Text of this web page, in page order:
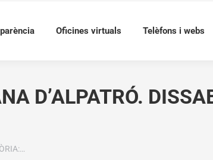
Oficines virtuals Telèfons i webs
D’ALPATRÓ.